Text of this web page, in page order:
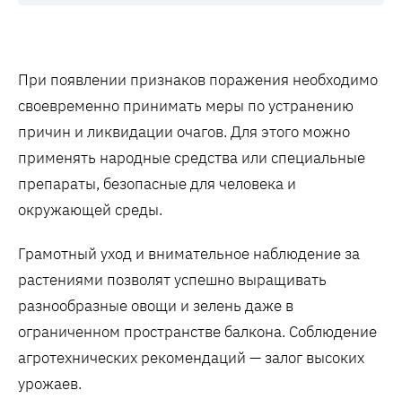
При появлении признаков поражения необходимо
своевременно принимать меры по устранению
причин и ликвидации очагов. Для этого можно
применять народные средства или специальные
препараты, безопасные для человека и
окружающей среды.
Грамотный уход и внимательное наблюдение за
растениями позволят успешно выращивать
разнообразные овощи и зелень даже в
ограниченном пространстве балкона. Соблюдение
агротехнических рекомендаций — залог высоких
урожаев.